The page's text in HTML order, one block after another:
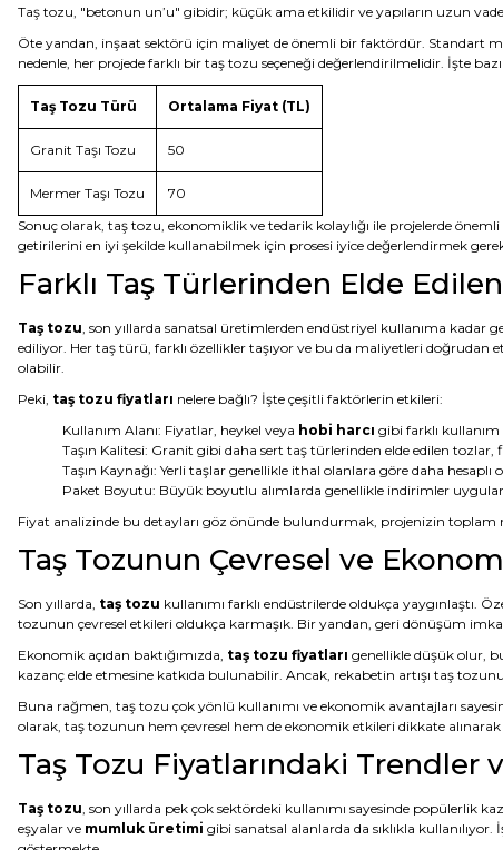
Taş tozu, "betonun un’u" gibidir; küçük ama etkilidir ve yapıların uzun vadeli
Öte yandan, inşaat sektörü için maliyet de önemli bir faktördür. Standart
nedenle, her projede farklı bir taş tozu seçeneği değerlendirilmelidir. İşte
Taş Tozu Türü Ortalama Fiyat (TL)
Granit Taşı Tozu 50
Mermer Taşı Tozu
70
Sonuç olarak, taş tozu, ekonomiklik ve tedarik kolaylığı ile projelerde
getirilerini en iyi şekilde kullanabilmek için prosesi iyice değerlendirmek
Farklı Taş Türlerinden Elde
Taş tozu , son yıllarda sanatsal üretimlerden endüstriyel kullanıma
ediliyor. Her taş türü, farklı özellikler taşıyor ve bu da maliyetleri
olabilir.
Peki, taş tozu fiyatları nelere bağlı? İşte çeşitli faktörlerin etkileri:
Kullanım Alanı: Fiyatlar, heykel veya hobi harcı gibi farklı
Taşın Kalitesi: Granit gibi daha sert taş türlerinden elde edilen tozlar,
Taşın Kaynağı: Yerli taşlar genellikle ithal olanlara göre daha
Paket Boyutu: Büyük boyutlu alımlarda genellikle indirimler
Fiyat analizinde bu detayları göz önünde bulundurmak, projenizin toplam
Taş Tozunun Çevresel ve
Son yıllarda, taş tozu kullanımı farklı endüstrilerde oldukça yaygınlaştı.
tozunun çevresel etkileri oldukça karmaşık. Bir yandan, geri dönüşüm
Ekonomik açıdan baktığımızda, taş tozu fiyatları genellikle düşük olur,
kazanç elde etmesine katkıda bulunabilir. Ancak, rekabetin artışı taş
Buna rağmen, taş tozu çok yönlü kullanımı ve ekonomik avantajları
olarak, taş tozunun hem çevresel hem de ekonomik etkileri dikkate
Taş Tozu Fiyatlarındaki Trendler
Taş tozu , son yıllarda pek çok sektördeki kullanımı sayesinde popülerlik
eşyalar ve mumluk üretimi gibi sanatsal alanlarda da sıklıkla